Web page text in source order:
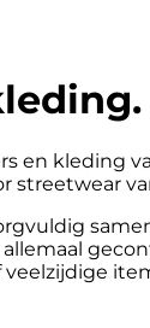
.
en kleding
streetwear